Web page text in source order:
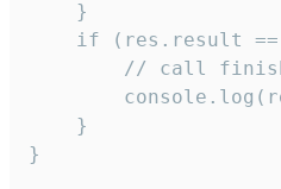
    }
if (res.result
// call
    }
}